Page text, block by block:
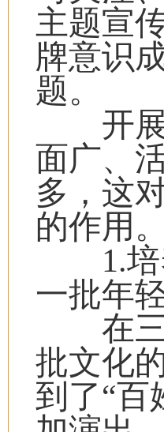
主题宣
牌意识
题。
开展“
面广、
多，这
的作用。
1.培养
一批年
在三
批文化
到了“百